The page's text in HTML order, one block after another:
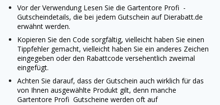
Vor der Verwendung Lesen Sie die Gartentore Profi -
Gutscheindetails, die bei jedem Gutschein auf Dierabatt.de
erwähnt werden.
Kopieren Sie den Code sorgfältig, vielleicht haben Sie einen
Tippfehler gemacht, vielleicht haben Sie ein anderes Zeichen
eingegeben oder den Rabattcode versehentlich zweimal
eingefügt.
Achten Sie darauf, dass der Gutschein auch wirklich für das
von Ihnen ausgewählte Produkt gilt, denn manche
Gartentore Profi Gutscheine werden oft auf